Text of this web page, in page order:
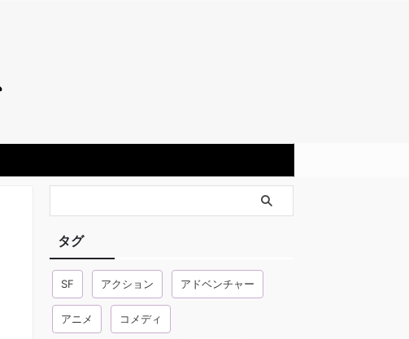
タグ
SF アクション アドベンチャー
アニメ コメディ